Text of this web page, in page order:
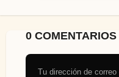
0 COMENTARIOS
Tu dirección de correo